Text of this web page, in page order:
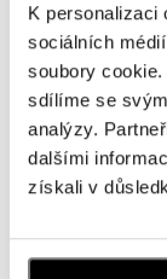
K personalizaci
sociálních
soubory
sdílíme se
analýzy.
dalšími
získali v
ALOve
Chlumecká
tel.:
dnes
Roztylská